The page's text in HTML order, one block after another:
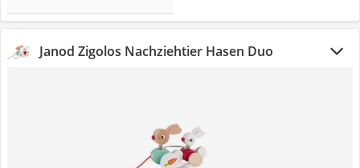
Janod Zigolos Nachziehtier Hasen Duo